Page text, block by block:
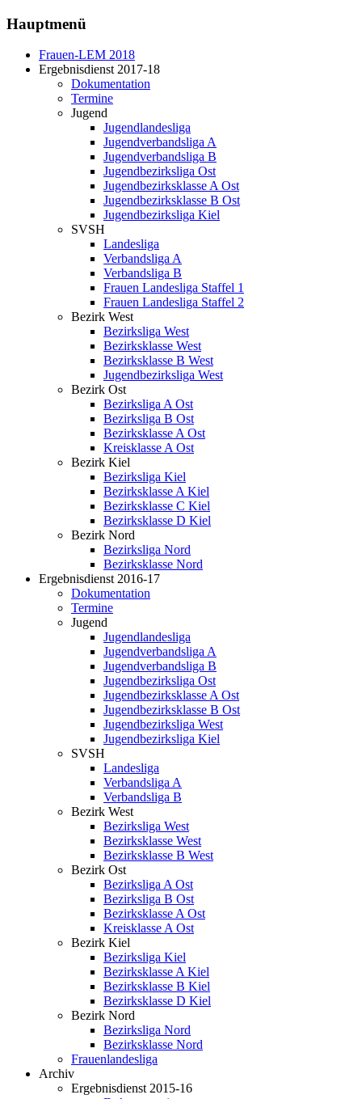
Hauptmenü
Frauen-LEM 2018
Ergebnisdienst 2017-18
Dokumentation
Termine
Jugend
Jugendlandesliga
Jugendverbandsliga A
Jugendverbandsliga B
Jugendbezirksliga Ost
Jugendbezirksklasse A Ost
Jugendbezirksklasse B Ost
Jugendbezirksliga Kiel
SVSH
Landesliga
Verbandsliga A
Verbandsliga B
Frauen Landesliga Staffel 1
Frauen Landesliga Staffel 2
Bezirk West
Bezirksliga West
Bezirksklasse West
Bezirksklasse B West
Jugendbezirksliga West
Bezirk Ost
Bezirksliga A Ost
Bezirksliga B Ost
Bezirksklasse A Ost
Kreisklasse A Ost
Bezirk Kiel
Bezirksliga Kiel
Bezirksklasse A Kiel
Bezirksklasse C Kiel
Bezirksklasse D Kiel
Bezirk Nord
Bezirksliga Nord
Bezirksklasse Nord
Ergebnisdienst 2016-17
Dokumentation
Termine
Jugend
Jugendlandesliga
Jugendverbandsliga A
Jugendverbandsliga B
Jugendbezirksliga Ost
Jugendbezirksklasse A Ost
Jugendbezirksklasse B Ost
Jugendbezirksliga West
Jugendbezirksliga Kiel
SVSH
Landesliga
Verbandsliga A
Verbandsliga B
Bezirk West
Bezirksliga West
Bezirksklasse West
Bezirksklasse B West
Bezirk Ost
Bezirksliga A Ost
Bezirksliga B Ost
Bezirksklasse A Ost
Kreisklasse A Ost
Bezirk Kiel
Bezirksliga Kiel
Bezirksklasse A Kiel
Bezirksklasse B Kiel
Bezirksklasse D Kiel
Bezirk Nord
Bezirksliga Nord
Bezirksklasse Nord
Frauenlandesliga
Archiv
Ergebnisdienst 2015-16